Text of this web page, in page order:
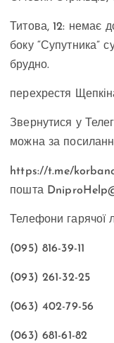
Титова, 12: немає
боку “Супутника”
брудно.
перехрестя
Звернутися у
можна за
https://t.me/
пошта
Телефони гарячої
(095) 816-39-11
(093) 261-32-25
(063) 402-79-56
(063) 681-61-82